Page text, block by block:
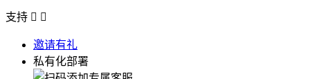
支持  
邀请有礼
私有化部署